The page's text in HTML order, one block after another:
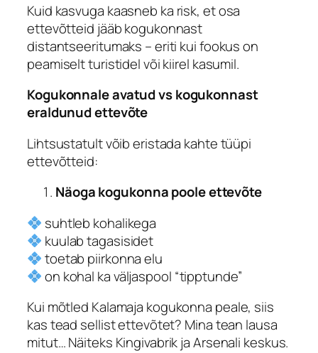
Kuid kasvuga kaasneb ka risk, et osa
ettevõtteid jääb kogukonnast
distantseeritumaks – eriti kui fookus on
peamiselt turistidel või kiirel kasumil.
Kogukonnale avatud vs kogukonnast
eraldunud ettevõte
Lihtsustatult võib eristada kahte tüüpi
ettevõtteid:
Näoga kogukonna poole ettevõte
suhtleb kohalikega
kuulab tagasisidet
toetab piirkonna elu
on kohal ka väljaspool “tipptunde”
Kui mõtled Kalamaja kogukonna peale, siis
kas tead sellist ettevõtet? Mina tean lausa
mitut… Näiteks Kingivabrik ja Arsenali keskus.